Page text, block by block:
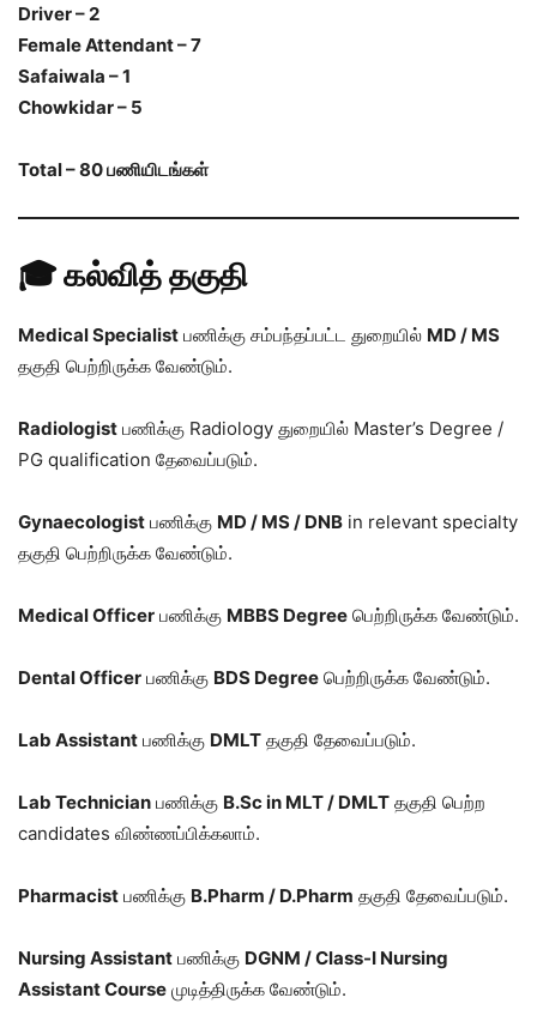
Driver – 2
Female Attendant – 7
Safaiwala – 1
Chowkidar – 5
Total – 80 பணியிடங்கள்
🎓 கல்வித் தகுதி
Medical Specialist பணிக்கு சம்பந்தப்பட்ட துறையில் MD / MS
தகுதி பெற்றிருக்க வேண்டும்.
Radiologist பணிக்கு Radiology துறையில் Master’s Degree /
PG qualification தேவைப்படும்.
Gynaecologist பணிக்கு MD / MS / DNB in relevant specialty
தகுதி பெற்றிருக்க வேண்டும்.
Medical Officer பணிக்கு MBBS Degree பெற்றிருக்க வேண்டும்.
Dental Officer பணிக்கு BDS Degree பெற்றிருக்க வேண்டும்.
Lab Assistant பணிக்கு DMLT தகுதி தேவைப்படும்.
Lab Technician பணிக்கு B.Sc in MLT / DMLT தகுதி பெற்ற
candidates விண்ணப்பிக்கலாம்.
Pharmacist பணிக்கு B.Pharm / D.Pharm தகுதி தேவைப்படும்.
Nursing Assistant பணிக்கு DGNM / Class-I Nursing
Assistant Course முடித்திருக்க வேண்டும்.